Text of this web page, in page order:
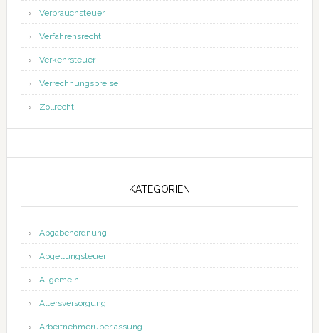
Verbrauchsteuer
Verfahrensrecht
Verkehrsteuer
Verrechnungspreise
Zollrecht
KATEGORIEN
Abgabenordnung
Abgeltungsteuer
Allgemein
Altersversorgung
Arbeitnehmerüberlassung